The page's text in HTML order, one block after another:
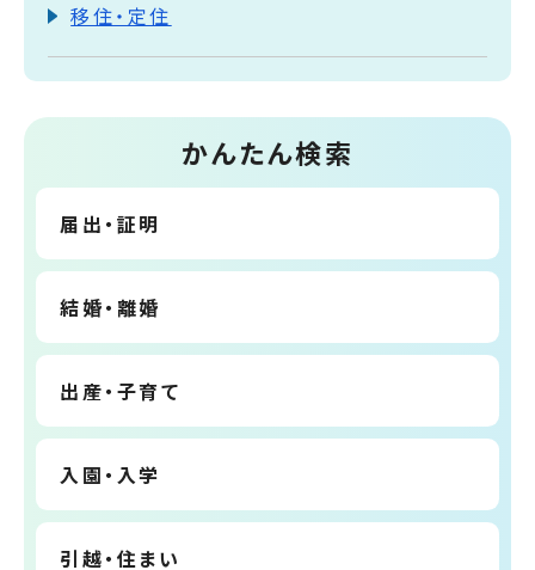
移住・定住
かんたん検索
届出・証明
結婚・離婚
出産・子育て
入園・入学
引越・住まい